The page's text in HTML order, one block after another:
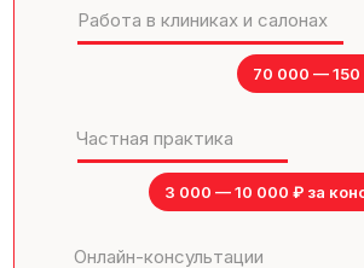
Работа в клиниках и салонах
70 000 —
Онлайн-консультации
Частная практика
3 000 — 10 000 ₽ за